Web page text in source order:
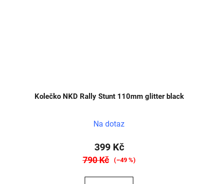
Kolečko NKD Rally Stunt 110mm glitter black
hodnocení
produktu
Na dotaz
399 Kč
790 Kč (–49 %)